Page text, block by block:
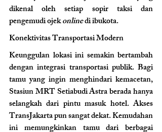
dikenal oleh setiap sopir taksi dan
pengemudi ojek online di ibukota.
Konektivitas Transportasi Modern
Keunggulan lokasi ini semakin bertambah
dengan integrasi transportasi publik. Bagi
tamu yang ingin menghindari kemacetan,
Stasiun MRT Setiabudi Astra berada hanya
selangkah dari pintu masuk hotel. Akses
TransJakarta pun sangat dekat. Kemudahan
ini memungkinkan tamu dari berbagai